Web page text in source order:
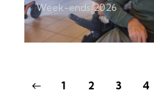
Week-ends 2026
1 2 3 4